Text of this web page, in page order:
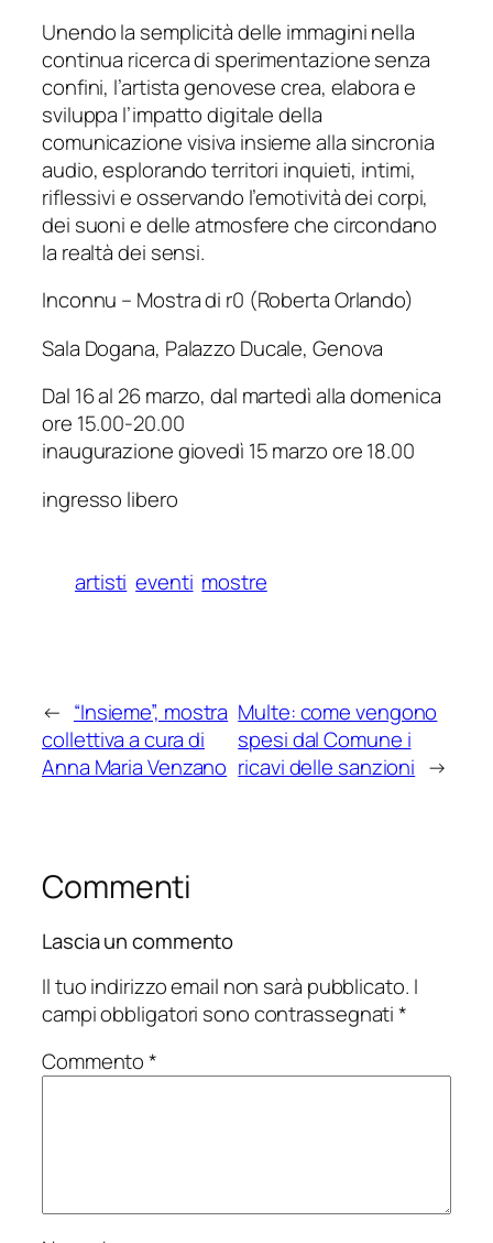
Unendo la semplicità delle immagini nella
continua ricerca di sperimentazione senza
confini, l’artista genovese crea, elabora e
sviluppa l’impatto digitale della
comunicazione visiva insieme alla sincronia
audio, esplorando territori inquieti, intimi,
riflessivi e osservando l’emotività dei corpi,
dei suoni e delle atmosfere che circondano
la realtà dei sensi.
Inconnu – Mostra di r0 (Roberta Orlando)
Sala Dogana, Palazzo Ducale, Genova
Dal 16 al 26 marzo, dal martedì alla domenica
ore 15.00-20.00
inaugurazione giovedì 15 marzo ore 18.00
ingresso libero
artisti eventi mostre
← “Insieme”, mostra
collettiva a cura di
Anna Maria Venzano
Multe: come vengono
spesi dal Comune i
ricavi delle sanzioni →
Commenti
Lascia un commento
Il tuo indirizzo email non sarà pubblicato. I
campi obbligatori sono contrassegnati*
Commento*